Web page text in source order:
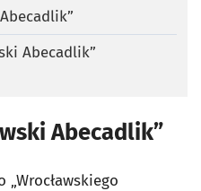
Abecadlik”
Abecadlik”